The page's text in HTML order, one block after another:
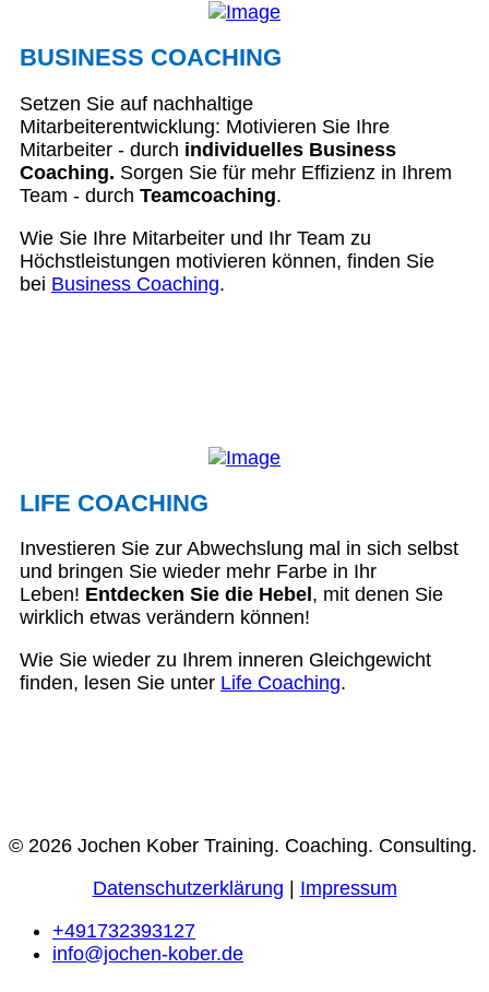
BUSINESS COACHING
Setzen Sie auf nachhaltige
Mitarbeiterentwicklung: Motivieren Sie Ihre
Mitarbeiter - durch individuelles Business
Coaching. Sorgen Sie für mehr Effizienz in Ihrem
Team - durch Teamcoaching.
Wie Sie Ihre Mitarbeiter und Ihr Team zu
Höchstleistungen motivieren können, finden Sie
bei Business Coaching.
LIFE COACHING
Investieren Sie zur Abwechslung mal in sich selbst
und bringen Sie wieder mehr Farbe in Ihr
Leben! Entdecken Sie die Hebel , mit denen Sie
wirklich etwas verändern können!
Wie Sie wieder zu Ihrem inneren Gleichgewicht
finden, lesen Sie unter Life Coaching.
© 2026 Jochen Kober Training. Coaching. Consulting.
Datenschutzerklärung
Impressum
+491732393127
info@jochen-kober.de